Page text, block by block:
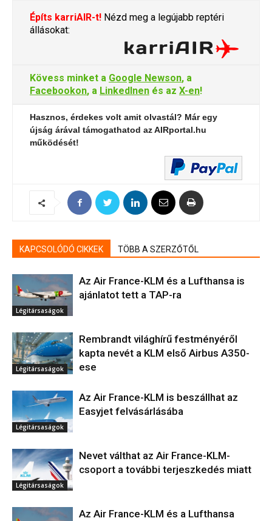
Építs karriAIR-t! Nézd meg a legújabb reptéri
állásokat:
Kövess minket a Google Newson, a
Facebookon, a LinkedInen és az X-en!
Hasznos, érdekes volt amit olvastál? Már egy
újság árával támogathatod az AIRportal.hu
működését!
KAPCSOLÓDÓ CIKKEK TÖBB A SZERZŐTŐL
Légitársaságok
Az Air France-KLM és a Lufthansa is
ajánlatot tett a TAP-ra
Légitársaságok
Rembrandt világhírű festményéről
kapta nevét a KLM első Airbus A350-
ese
Légitársaságok
Az Air France-KLM is beszállhat az
Easyjet felvásárlásába
Légitársaságok
Nevet válthat az Air France-KLM-
csoport a további terjeszkedés miatt
Az Air France-KLM és a Lufthansa